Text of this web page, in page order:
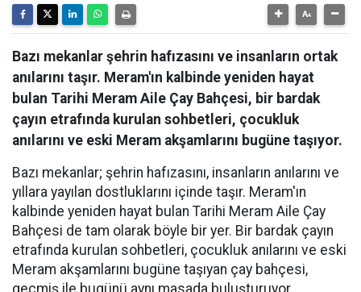
Bazı mekanlar şehrin hafızasını ve insanların ortak
anılarını taşır. Meram'ın kalbinde yeniden hayat
bulan Tarihi Meram Aile Çay Bahçesi, bir bardak
çayın etrafında kurulan sohbetleri, çocukluk
anılarını ve eski Meram akşamlarını bugüne taşıyor.
Bazı mekanlar; şehrin hafızasını, insanların anılarını ve
yıllara yayılan dostluklarını içinde taşır. Meram'ın
kalbinde yeniden hayat bulan Tarihi Meram Aile Çay
Bahçesi de tam olarak böyle bir yer. Bir bardak çayın
etrafında kurulan sohbetleri, çocukluk anılarını ve eski
Meram akşamlarını bugüne taşıyan çay bahçesi,
geçmiş ile bugünü aynı masada buluşturuyor.